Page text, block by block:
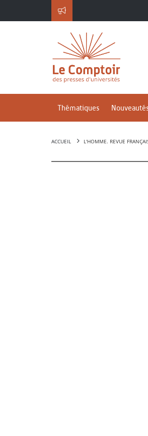
Thématiques
ACCUEIL L'HOMME. REVUE